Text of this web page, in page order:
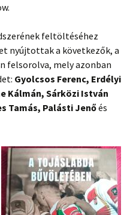
feltöltéséhez
nyújtottak a következők, a
felsorolva, mely azonban
Gyolcsos Ferenc, Erdélyi
Kálmán, Sárközi István
Tamás, Palásti Jenőés